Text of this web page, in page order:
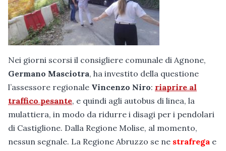
Nei giorni scorsi il consigliere comunale di Agnone,
Germano Masciotra, ha investito della questione
l’assessore regionale Vincenzo Niro: riaprire al
traffico pesante, e quindi agli autobus di linea, la
mulattiera, in modo da ridurre i disagi per i pendolari
di Castiglione. Dalla Regione Molise, al momento,
nessun segnale. La Regione Abruzzo se ne strafrega e